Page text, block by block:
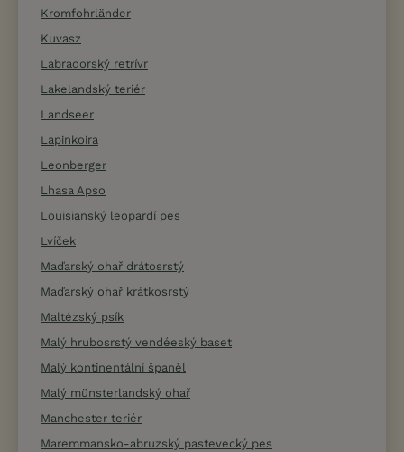
Kromfohrländer
Kuvasz
Labradorský retrívr
Lakelandský teriér
Landseer
Lapinkoira
Leonberger
Lhasa Apso
Louisianský leopardí pes
Lvíček
Maďarský ohař drátosrstý
Maďarský ohař krátkosrstý
Maltézský psík
Malý hrubosrstý vendéeský baset
Malý kontinentální španěl
Malý münsterlandský ohař
Manchester teriér
Maremmansko-abruzský pastevecký pes